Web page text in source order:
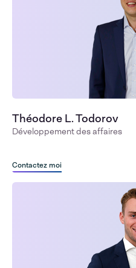
Théodore L. Todorov
Développement des affaires
Contactez moi